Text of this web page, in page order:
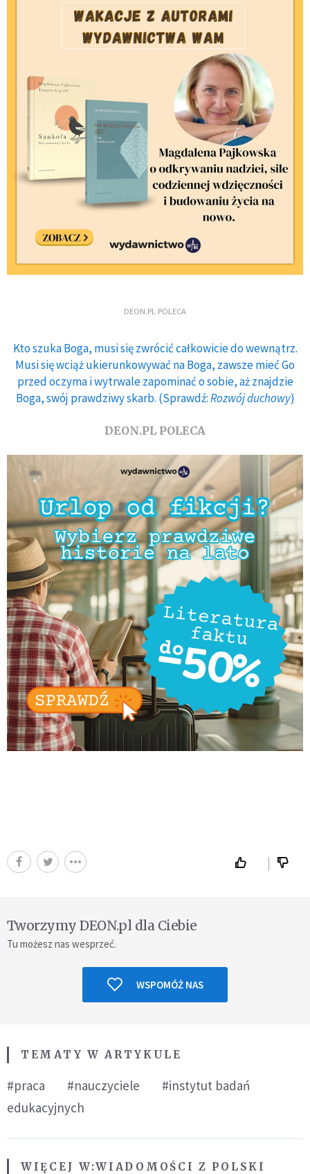
DEON.PL POLECA
Kto szuka Boga, musi się zwrócić całkowicie do wewnątrz.
Musi się wciąż ukierunkowywać na Boga, zawsze mieć Go
przed oczyma i wytrwale zapominać o sobie, aż znajdzie
Boga, swój prawdziwy skarb. (Sprawdź:Rozwój duchowy)
DEON.PL POLECA
Tworzymy DEON.pl dla Ciebie
Tu możesz nas wesprzeć.
WSPOMÓŻ NAS
TEMATY W ARTYKULE
#praca #nauczyciele
#instytut badań
edukacyjnych
WIĘCEJ W:WIADOMOŚCI Z POLSKI